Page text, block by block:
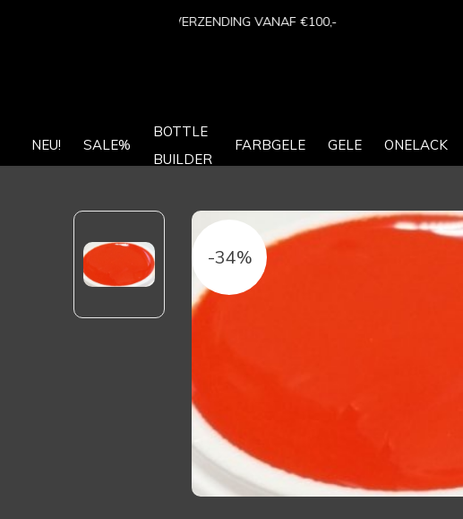
NEU! SALE%
BOTTLE
BUILDER
FARBGELE GELE ONELACK
-34%